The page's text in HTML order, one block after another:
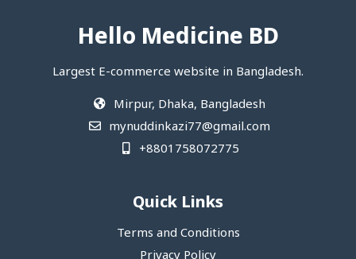
Hello Medicine BD
Largest E-commerce website in Bangladesh.
Mirpur, Dhaka, Bangladesh
mynuddinkazi77@gmail.com
+8801758072775‬
Quick Links
Terms and Conditions